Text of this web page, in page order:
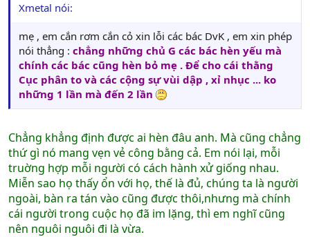
Xmetal nói:
mẹ , em cắn rơm cắn cỏ xin lỗi các bác DvK , em xin phép
nói thẳng : chẳng những chủ G các bác hèn yếu mà
chính các bác cũng hèn bỏ mẹ . Để cho cái thằng
Cục phân to và các cộng sự vùi dập , xỉ nhục ... ko
những 1 lần mà đến 2 lần
Chẳng khẳng định được ai hèn đâu anh. Mà cũng chẳng
thứ gì nó mang vẹn vẻ công bằng cả. Em nói lại, mỗi
truờng hợp mỗi người có cách hành xử giống nhau.
Miễn sao họ thấy ổn với họ, thế là đủ, chúng ta là người
ngoài, bàn ra tán vào cũng được thôi,nhưng mà chính
cái người trong cuộc họ đã im lặng, thì em nghĩ cũng
nên nguôi nguôi đi là vừa.